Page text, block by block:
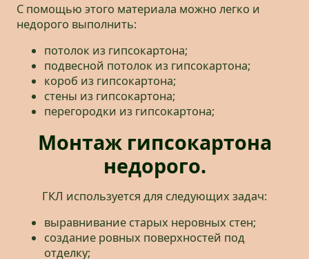
С помощью этого материала можно легко и
недорого выполнить:
потолок из гипсокартона;
подвесной потолок из гипсокартона;
короб из гипсокартона;
стены из гипсокартона;
перегородки из гипсокартона;
Монтаж гипсокартона
недорого.
ГКЛ используется для следующих задач:
выравнивание старых неровных стен;
создание ровных поверхностей под
отделку;